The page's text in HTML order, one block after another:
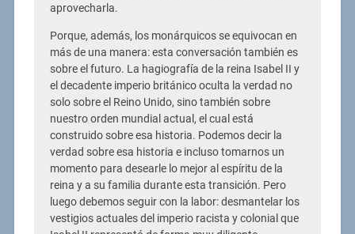
aprovecharla.
Porque, además, los monárquicos se equivocan en
más de una manera: esta conversación también es
sobre el futuro. La hagiografía de la reina Isabel II y
el decadente imperio británico oculta la verdad no
solo sobre el Reino Unido, sino también sobre
nuestro orden mundial actual, el cual está
construido sobre esa historia. Podemos decir la
verdad sobre esa historia e incluso tomarnos un
momento para desearle lo mejor al espíritu de la
reina y a su familia durante esta transición. Pero
luego debemos seguir con la labor: desmantelar los
vestigios actuales del imperio racista y colonial que